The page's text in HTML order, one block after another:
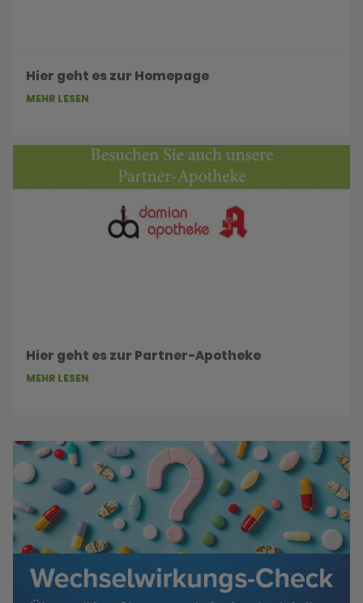
Hier geht es zur Homepage
MEHR LESEN
Hier geht es zur Partner-Apotheke
MEHR LESEN